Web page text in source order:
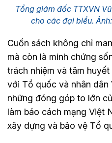
Tổng giám đốc TTXVN
cho các đại biểu.
Cuốn sách không chỉ
mà còn là minh chứng
trách nhiệm và tâm
với Tổ quốc và nhân dân
những đóng góp to lớn
làm báo cách mạng Việt
xây dựng và bảo vệ Tổ